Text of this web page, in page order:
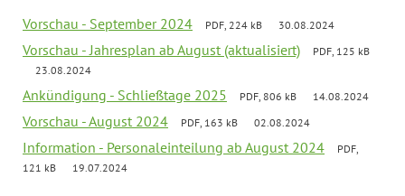
Vorschau - September 2024 PDF, 224 kB 30.08.2024
Vorschau - Jahresplan ab August (aktualisiert)
PDF, 125 kB
23.08.2024
Ankündigung - Schließtage 2025 PDF, 806 kB 14.08.2024
Vorschau - August 2024 PDF, 163 kB 02.08.2024
Information - Personaleinteilung ab August 2024
PDF,
121 kB
19.07.2024